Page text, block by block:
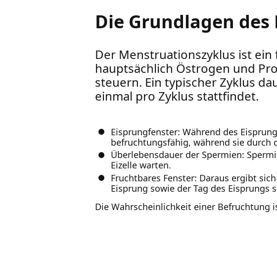
Die Grundlagen
Der Menstruationszyklus ist
hauptsächlich Östrogen und
steuern. Ein typischer Zyklus
einmal pro Zyklus stattfindet.
Eisprungfenster: Während des
befruchtungsfähig, während sie durch
Überlebensdauer der Spermien:
Eizelle warten.
Fruchtbares Fenster: Daraus ergibt
Eisprung sowie der Tag des Eisprungs
Die Wahrscheinlichkeit einer Befruchtung